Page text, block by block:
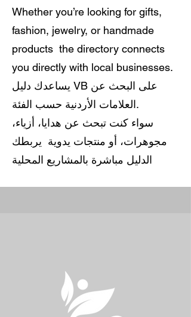
Whether you’re looking for gifts,
fashion, jewelry, or handmade
products the directory connects
you directly with local businesses.
يساعدك دليل VB على البحث عن
العلامات الأردنية حسب الفئة.
سواء كنت تبحث عن هدايا، أزياء،
مجوهرات، أو منتجات يدوية يربطك
الدليل مباشرة بالمشاريع المحلية